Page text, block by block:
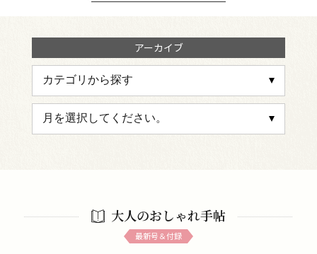
アーカイブ
大人のおしゃれ手帖
最新号＆付録